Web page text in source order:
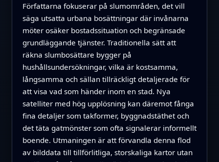
Författarna fokuserar på slumområden, det vill
säga utsatta urbana bosättningar där invånarna
möter osäker bostadssituation och begränsade
grundläggande tjänster. Traditionella sätt att
räkna slumbosättare bygger på
hushållsundersökningar, vilka är kostsamma,
långsamma och sällan tillräckligt detaljerade för
att visa vad som händer inom en stad. Nya
satelliter med hög upplösning kan däremot fånga
fina detaljer som takformer, byggnadstäthet och
det täta gatmönster som ofta signalerar informellt
boende. Utmaningen är att förvandla denna flod
av bilddata till tillförlitliga, storskaliga kartor utan